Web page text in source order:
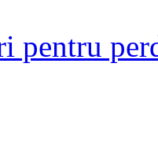
pentru